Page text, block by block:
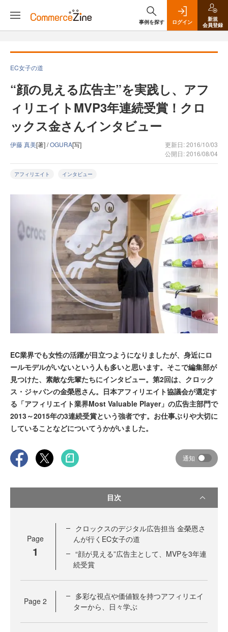
事例を探す ログイン
新規
会員登録
EC女子の道
“顔の見える広告主”を実践し、アフ
ィリエイトMVP3年連続受賞！クロ
ックス金さんインタビュー
伊藤 真美[著] /OGURA[写]
更新日: 2016/10/03
公開日: 2016/08/04
アフィリエイト インタビュー
EC業界でも女性の活躍が目立つようになりましたが、身近にロ
ールモデルがいないという人も多いと思います。そこで編集部が
見つけた、素敵な先輩たちにインタビュー。第2回は、クロック
ス・ジャパンの金榮恩さん。日本アフィリエイト協議会が選定す
る「アフィリエイト業界Most Valuable Player」の広告主部門で
2013～2015年の3連続受賞という強者です。お仕事ぶりや大切に
していることなどについてうかがいました。
通知
目次
Page
1
クロックスのデジタル広告担当 金榮恩さ
んが行くEC女子の道
“顔が見える”広告主として、MVPを3年連
続受賞
Page 2
多彩な視点や価値観を持つアフィリエイ
ターから、日々学ぶ